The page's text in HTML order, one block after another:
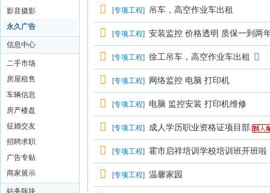
影音摄影
永久广告
信息中心
二手市场
房屋租售
车辆信息
房产楼盘
征婚交友
招聘求职
广告专贴
商家展示
站务版块
[专项工程] 吊车，高空作业车出租
[专项工程] 安装监控 价格透明 质保一到两
[专项工程] 徐工吊车，高空作业车出租
[专项工程] 网络监控 电脑 打印机
[专项工程] 电脑 监控安装 打印机维修
[专项工程] 成人学历职业资格证项目部
[专项工程] 霍市启祥培训学校培训班开班啦
[专项工程] 温馨家园